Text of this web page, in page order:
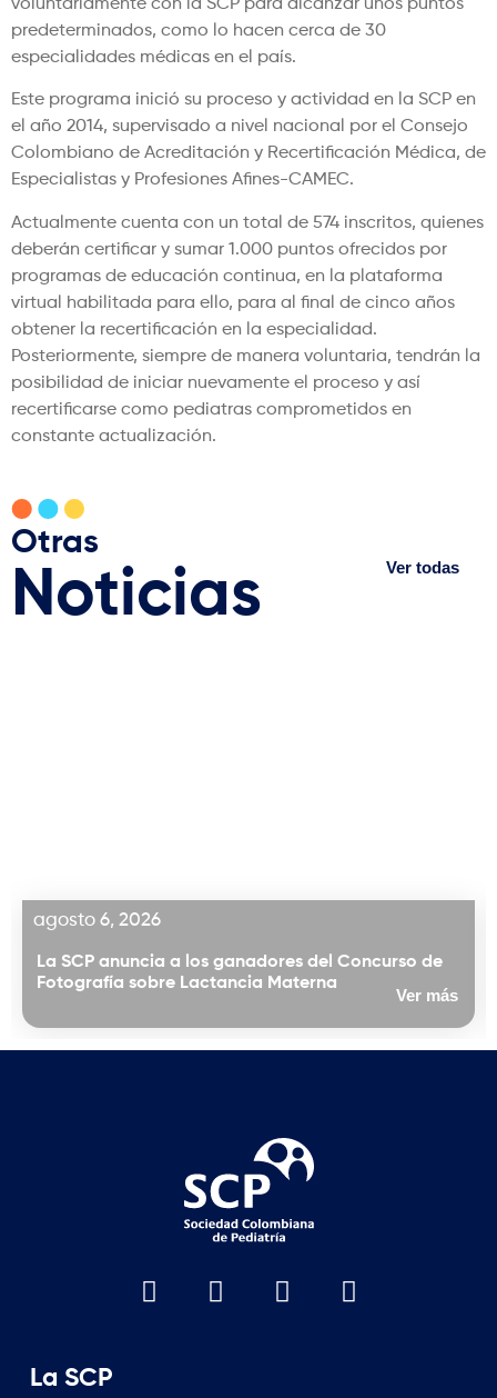
voluntariamente con la SCP para alcanzar unos puntos
predeterminados, como lo hacen cerca de 30
especialidades médicas en el país.
Este programa inició su proceso y actividad en la SCP en
el año 2014, supervisado a nivel nacional por el Consejo
Colombiano de Acreditación y Recertificación Médica, de
Especialistas y Profesiones Afines-CAMEC.
Actualmente cuenta con un total de 574 inscritos, quienes
deberán certificar y sumar 1.000 puntos ofrecidos por
programas de educación continua, en la plataforma
virtual habilitada para ello, para al final de cinco años
obtener la recertificación en la especialidad.
Posteriormente, siempre de manera voluntaria, tendrán la
posibilidad de iniciar nuevamente el proceso y así
recertificarse como pediatras comprometidos en
constante actualización.
Otras
Noticias Ver todas
agosto 6, 2026
La SCP anuncia a los ganadores del Concurso de
Fotografía sobre Lactancia Materna
Ver más
La SCP